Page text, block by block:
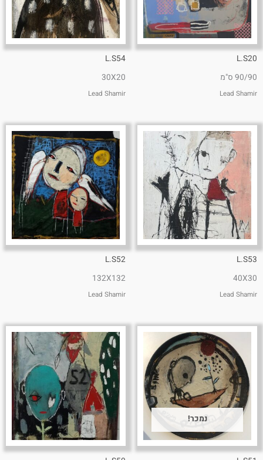
L.S20
90/90 ס"מ
Lead Shamir
L.S54
30X20
Lead Shamir
L.S53
40X30
Lead Shamir
L.S52
132X132
Lead Shamir
נמכר!